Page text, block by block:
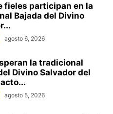
fieles participan en la
Bajada del Divino
agosto 6, 2026
la tradicional
Divino Salvador del
agosto 5, 2026